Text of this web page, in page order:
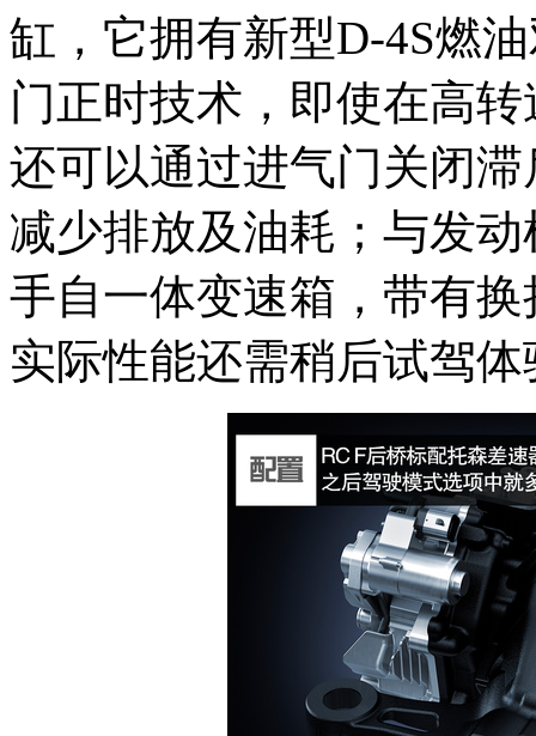
缸，它拥有新型D-4S燃
门正时技术，即使在高
还可以通过进气门关闭
减少排放及油耗；与发动
手自一体变速箱，带有
实际性能还需稍后试驾